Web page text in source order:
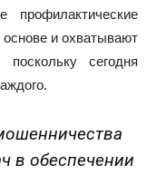
основе и охватывают
сегодня
в обеспечении